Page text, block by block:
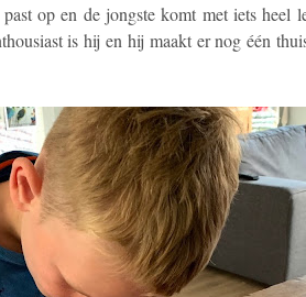
op en de jongste komt met iets heel
is hij en hij maakt er nog één